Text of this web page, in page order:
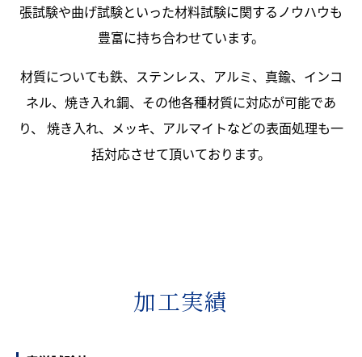
張試験や曲げ試験といった材料試験に関するノウハウも
豊富に持ち合わせています。
材質についても鉄、ステンレス、アルミ、真鍮、インコ
ネル、焼き入れ鋼、その他各種材質に対応が可能であ
り、
焼き入れ、メッキ、アルマイトなどの表面処理も一
括対応させて頂いております。
加工実績